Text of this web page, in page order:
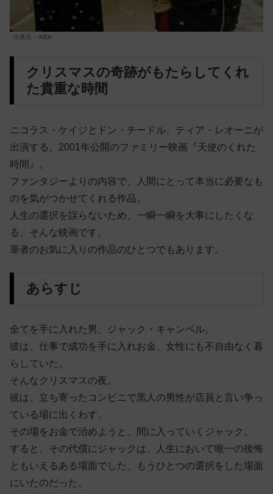
出典元：IMDb
クリスマスの奇跡がもたらしてくれ
た貴重な時間
ニコラス・ケイジとドン・チードル、ティア・レオーニが
出演する、2001年公開のファミリー映画『天使のくれた
時間』。
ファンタジーよりの内容で、人間にとって本当に必要なも
のを気がつかせてくれる作品。
人生の選択を誤らないため、一瞬一瞬を大事にしたくな
る、そんな映画です。
筆者のお気に入りの作品のひとつでもあります。
あらすじ
全てを手に入れた男、ジャック・キャンベル。
彼は、仕事で成功を手に入れお金、女性にも不自由なく暮
らしていた。
そんなクリスマスの夜。
彼は、立ち寄ったコンビニで黒人の男性が店員と言い争っ
ている場に出くわす。
その場をお金で治めようと、間に入っていくジャック。
すると、その代償にジャックは、人生において唯一の後悔
ともいえるある場面でした、もうひとつの選択をした場面
にいたのだった。